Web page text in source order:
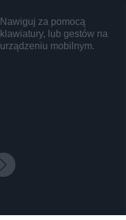
Nawiguj za pomocą
klawiatury, lub gestów na
urządzeniu mobilnym.